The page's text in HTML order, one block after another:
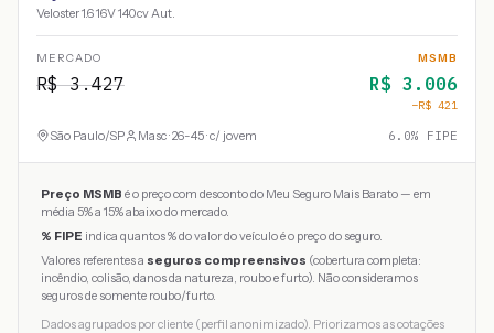
Veloster 1.6 16V 140cv Aut.
MERCADO
R$3.427
MSMB
R$ 3.006
−R$ 421
São Paulo/SP Masc · 26-45 · c/ jovem 6.0% FIPE
Preço MSMB é o preço com desconto do Meu Seguro Mais Barato — em
média 5% a 15% abaixo do mercado.
% FIPE indica quantos % do valor do veículo é o preço do seguro.
Valores referentes a seguros compreensivos (cobertura completa:
incêndio, colisão, danos da natureza, roubo e furto). Não consideramos
seguros de somente roubo/furto.
Dados agrupados por cliente (perfil anonimizado). Priorizamos as cotações